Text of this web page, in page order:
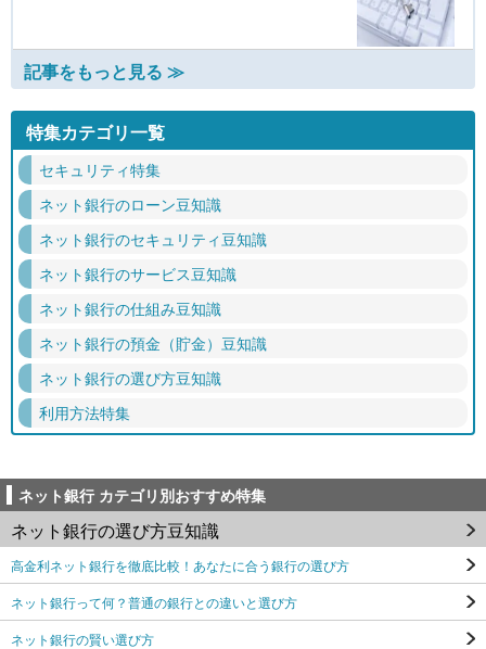
記事をもっと見る ≫
特集カテゴリ一覧
セキュリティ特集
ネット銀行のローン豆知識
ネット銀行のセキュリティ豆知識
ネット銀行のサービス豆知識
ネット銀行の仕組み豆知識
ネット銀行の預金（貯金）豆知識
ネット銀行の選び方豆知識
利用方法特集
ネット銀行 カテゴリ別おすすめ特集
ネット銀行の選び方豆知識
高金利ネット銀行を徹底比較！あなたに合う銀行の選び方
ネット銀行って何？普通の銀行との違いと選び方
ネット銀行の賢い選び方